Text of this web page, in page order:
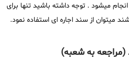
میشود . توجه داشته باشید تنها برای
میتوان از سند اجاره ای استفاده نمود.